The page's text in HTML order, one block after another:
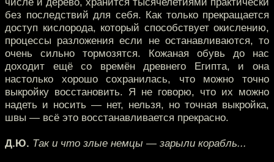
без последствий для себя. Как только прекращается
доступ кислорода, который способствует окислению,
процессы разложения если не останавливаются, то
очень сильно тормозятся. Кожаная обувь до нас
доходит ещё со времён древнего Египта, и она
настолько хорошо сохранилась, что можно точно
выкройку восстановить. Я не говорю, что их можно
надеть и носить — нет, нельзя, но точная выкройка,
швы — всё это восстанавливается прекрасно.
Д.Ю. Так и что злые немцы — зарыли корабль...